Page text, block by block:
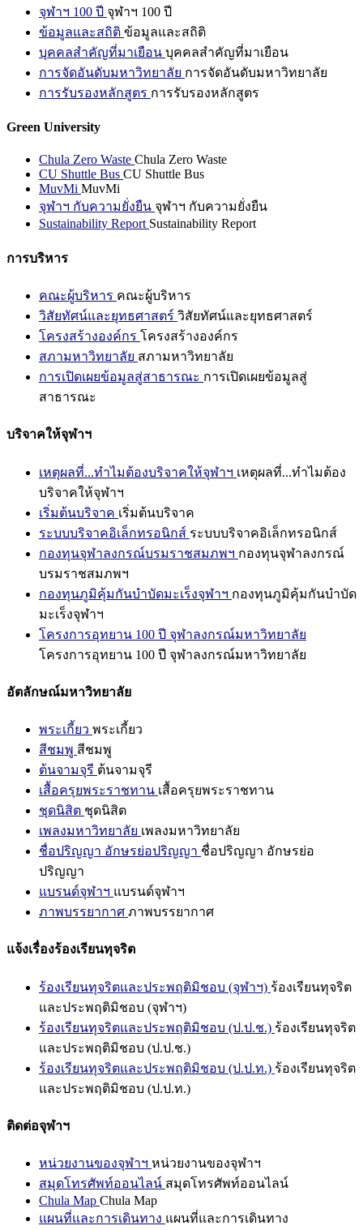
จุฬาฯ 100 ปี จุฬาฯ 100 ปี
ข้อมูลและสถิติ ข้อมูลและสถิติ
บุคคลสำคัญที่มาเยือน บุคคลสำคัญที่มาเยือน
การจัดอันดับมหาวิทยาลัย การจัดอันดับมหาวิทยาลัย
การรับรองหลักสูตร การรับรองหลักสูตร
Green University
Chula Zero Waste Chula Zero Waste
CU Shuttle Bus CU Shuttle Bus
MuvMi MuvMi
จุฬาฯ กับความยั่งยืน จุฬาฯ กับความยั่งยืน
Sustainability Report Sustainability Report
การบริหาร
คณะผู้บริหาร คณะผู้บริหาร
วิสัยทัศน์และยุทธศาสตร์ วิสัยทัศน์และยุทธศาสตร์
โครงสร้างองค์กร โครงสร้างองค์กร
สภามหาวิทยาลัย สภามหาวิทยาลัย
การเปิดเผยข้อมูลสู่สาธารณะ การเปิดเผยข้อมูลสู่
สาธารณะ
บริจาคให้จุฬาฯ
เหตุผลที่...ทำไมต้องบริจาคให้จุฬาฯ เหตุผลที่...ทำไมต้อง
บริจาคให้จุฬาฯ
เริ่มต้นบริจาค เริ่มต้นบริจาค
ระบบบริจาคอิเล็กทรอนิกส์ ระบบบริจาคอิเล็กทรอนิกส์
กองทุนจุฬาลงกรณ์บรมราชสมภพฯ กองทุนจุฬาลงกรณ์
บรมราชสมภพฯ
กองทุนภูมิคุ้มกันบำบัดมะเร็งจุฬาฯ กองทุนภูมิคุ้มกันบำบัด
มะเร็งจุฬาฯ
โครงการอุทยาน 100 ปี จุฬาลงกรณ์มหาวิทยาลัย
โครงการอุทยาน 100 ปี จุฬาลงกรณ์มหาวิทยาลัย
อัตลักษณ์มหาวิทยาลัย
พระเกี้ยว พระเกี้ยว
สีชมพู สีชมพู
ต้นจามจุรี ต้นจามจุรี
เสื้อครุยพระราชทาน เสื้อครุยพระราชทาน
ชุดนิสิต ชุดนิสิต
เพลงมหาวิทยาลัย เพลงมหาวิทยาลัย
ชื่อปริญญา อักษรย่อปริญญา ชื่อปริญญา อักษรย่อ
ปริญญา
แบรนด์จุฬาฯ แบรนด์จุฬาฯ
ภาพบรรยากาศ ภาพบรรยากาศ
แจ้งเรื่องร้องเรียนทุจริต
ร้องเรียนทุจริตและประพฤติมิชอบ (จุฬาฯ) ร้องเรียนทุจริต
และประพฤติมิชอบ (จุฬาฯ)
ร้องเรียนทุจริตและประพฤติมิชอบ (ป.ป.ช.) ร้องเรียนทุจริต
และประพฤติมิชอบ (ป.ป.ช.)
ร้องเรียนทุจริตและประพฤติมิชอบ (ป.ป.ท.) ร้องเรียนทุจริต
และประพฤติมิชอบ (ป.ป.ท.)
ติดต่อจุฬาฯ
หน่วยงานของจุฬาฯ หน่วยงานของจุฬาฯ
สมุดโทรศัพท์ออนไลน์ สมุดโทรศัพท์ออนไลน์
Chula Map Chula Map
แผนที่และการเดินทาง แผนที่และการเดินทาง